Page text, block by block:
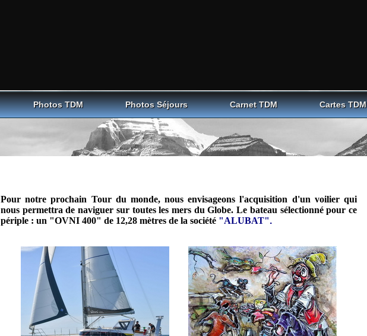
Photos TDM Photos Séjours Carnet TDM Cartes TDM
Pour notre prochain Tour du monde, nous envisageons l'acquisition d'un voilier qui
nous permettra de naviguer sur toutes les mers du Globe. Le bateau sélectionné pour ce
périple : un "OVNI 400" de 12,28 mètres de la société "ALUBAT".